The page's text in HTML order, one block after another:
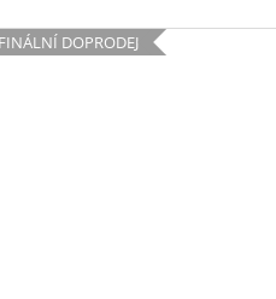
FINÁLNÍ DOPRODEJ